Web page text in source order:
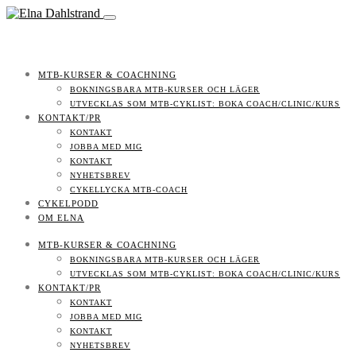
MTB-KURSER & COACHNING
BOKNINGSBARA MTB-KURSER OCH LÄGER
UTVECKLAS SOM MTB-CYKLIST: BOKA COACH/CLINIC/KURS
KONTAKT/PR
KONTAKT
JOBBA MED MIG
KONTAKT
NYHETSBREV
CYKELLYCKA MTB-COACH
CYKELPODD
OM ELNA
MTB-KURSER & COACHNING
BOKNINGSBARA MTB-KURSER OCH LÄGER
UTVECKLAS SOM MTB-CYKLIST: BOKA COACH/CLINIC/KURS
KONTAKT/PR
KONTAKT
JOBBA MED MIG
KONTAKT
NYHETSBREV